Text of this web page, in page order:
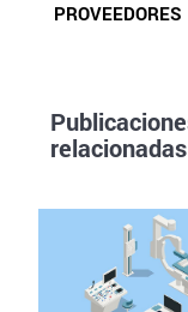
PROVEEDORES
relacionadas